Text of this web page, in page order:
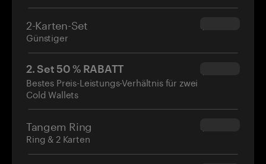
2-Karten-Set
Günstiger
$54.90
2. Set 50 % RABATT
Bestes Preis-Leistungs-Verhältnis für zwei
Cold Wallets
$34.95
Tangem Ring
Ring & 2 Karten
$160.00